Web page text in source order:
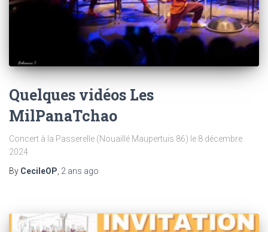
Quelques vidéos Les
MilPanaTchao
Concert à la Passerelle (Nouaillé Maupertuis 86) le 8 décembre
2024
By CecileOP, 2 ans ago